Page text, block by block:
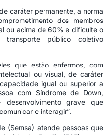
caráter permanente, a norma
dos membros
ou acima de 60% e dificulte o
público coletivo
que estão enfermos, com
ou visual, de caráter
igual ou superior a
com Síndrome de Down,
grave que
e interagir”.
(Semsa) atende pessoas que